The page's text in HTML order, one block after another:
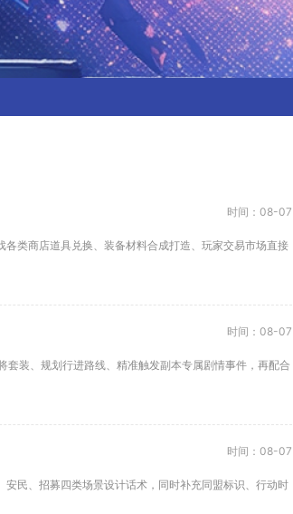
时间：08-07
类商店道具兑换、装备材料合成打造、玩家交易市场直接
时间：08-07
装、规划行进路线、精准触发副本专属剧情事件，再配合
时间：08-07
民、招募四类场景设计话术，同时补充同盟标识、行动时